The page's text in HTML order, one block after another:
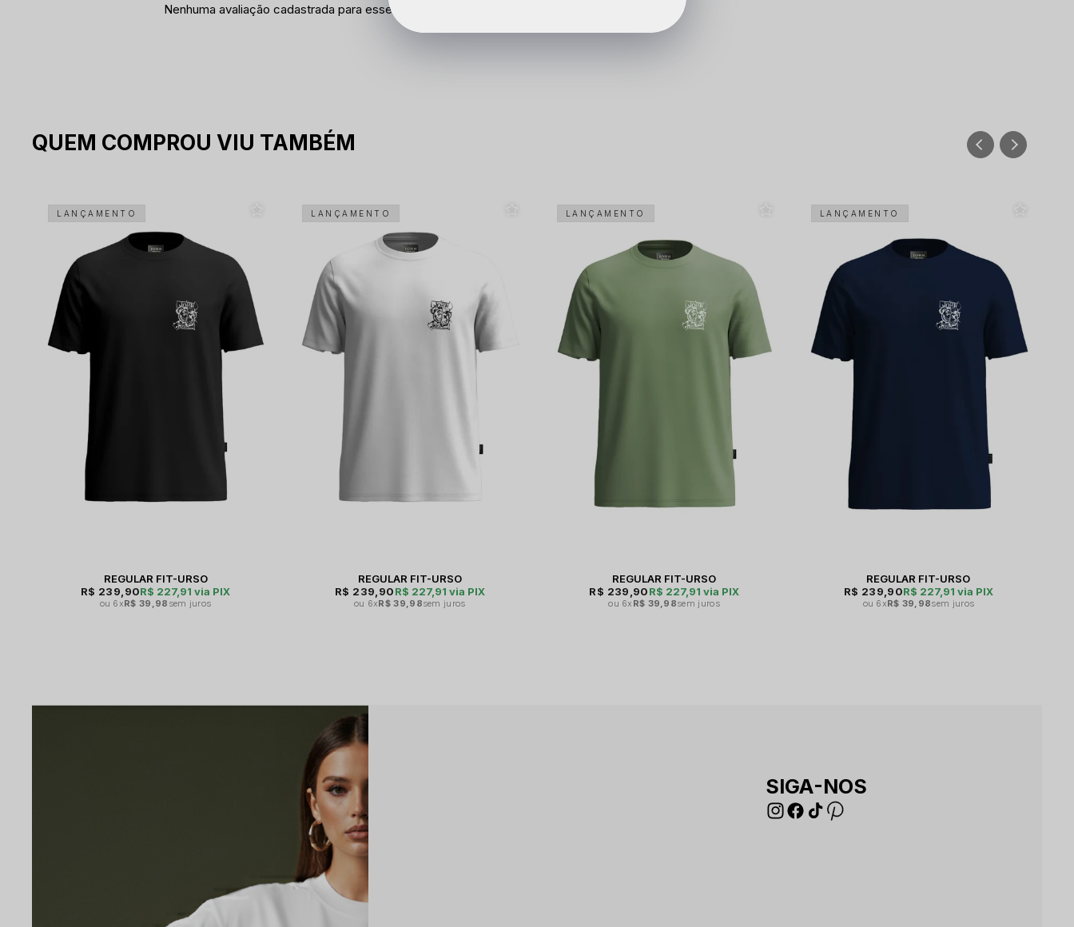
Nenhuma avaliação cadastrada para esse produto.
QUEM COMPROU VIU TAMBÉM
LANÇAMENTO
REGULAR FIT-URSO
R$ 227,91 via PIX
R$ 239,90
6xR$ 39,98 sem juros
LANÇAMENTO
REGULAR FIT-URSO
R$ 227,91 via PIX
R$ 239,90
6xR$ 39,98sem juros
LANÇAMENTO
REGULAR FIT-URSO
R$ 227,91 via PIX
R$ 239,90
6x R$ 39,98sem juros
LANÇAMENTO
REGULAR FIT-URSO
R$ 227,91 via PIX
R$ 239,90
6xR$ 39,98sem juros
SIGA-NOS